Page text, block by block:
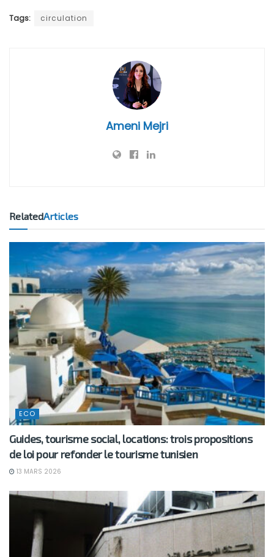
Tags: circulation
Ameni Mejri
RelatedArticles
ECO
Guides, tourisme social, locations: trois propositions
de loi pour refonder le tourisme tunisien
13 MARS 2026